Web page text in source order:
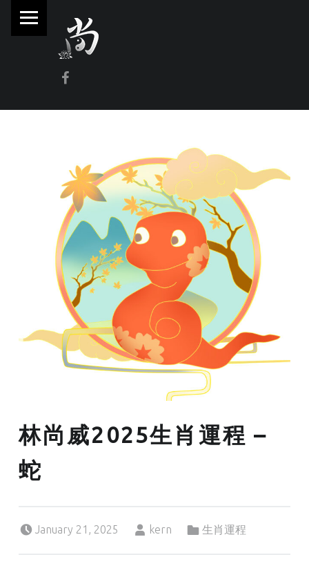
尚
門
風
水
命
理
林師傅(Sammy Lam) 玄學顧問-奇門遁甲流年問事、增運、調整風水
Facebook
林尚威2025生肖運程 –
蛇
January 21, 2025
kern
生肖運程